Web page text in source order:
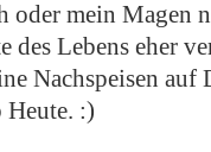
oder mein
des Lebens eher
Nachspeisen auf
Heute. :)